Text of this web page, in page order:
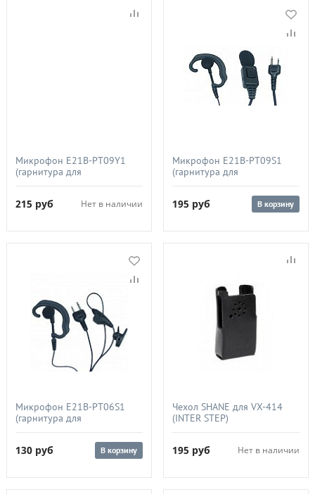
Микрофон E21B-PT09Y1
(гарнитура для
215 руб Нет в наличии
Микрофон E21B-PT09S1
(гарнитура для
195 руб В корзину
Микрофон E21B-PT06S1
(гарнитура для
130 руб В корзину
Чехол SHANE для VX-414
(INTER STEP)
195 руб Нет в наличии